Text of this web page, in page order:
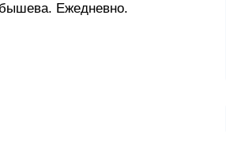
Ежедневно.